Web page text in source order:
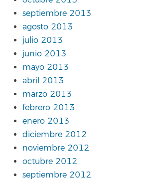
septiembre 2013
agosto 2013
julio 2013
junio 2013
mayo 2013
abril 2013
marzo 2013
febrero 2013
enero 2013
diciembre 2012
noviembre 2012
octubre 2012
septiembre 2012